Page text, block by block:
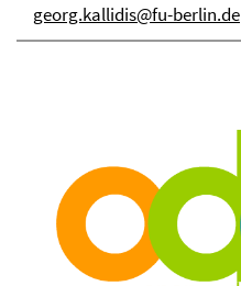
georg.kallidis@fu-berlin.de